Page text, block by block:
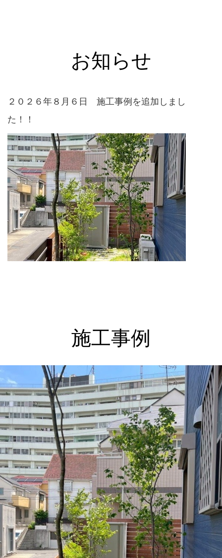
お知らせ
２０２６年８月６日 施工事例を追加しまし
た！！
上記をクリックしてください。
神奈川県横浜市 外構・ガーデンリフォームで使い勝手
良く お気に入りの場所に ビフォーアフター Ｓ様邸
庭にウッドフェンスとタイルテラスを新たにつくり、山
採り雑木で木陰・木漏れ日のあるもうひとつのリビング
に。
２０２６年 夏季休暇について
施工事例